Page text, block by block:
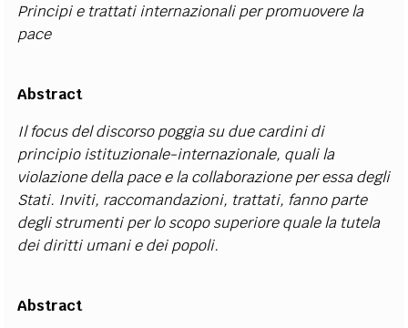
Principi e trattati internazionali per promuovere la
pace
Abstract
Il focus del discorso poggia su due cardini di
principio istituzionale-internazionale, quali la
violazione della pace e la collaborazione per essa degli
Stati. Inviti, raccomandazioni, trattati, fanno parte
degli strumenti per lo scopo superiore quale la tutela
dei diritti umani e dei popoli.
Abstract